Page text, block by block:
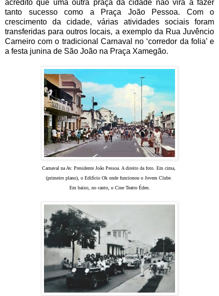
acredito que uma outra praça da cidade não virá a fazer
tanto sucesso como a Praça João Pessoa. Com o
crescimento da cidade, várias atividades sociais foram
transferidas para outros locais, a exemplo da Rua Juvêncio
Carneiro com o tradicional Carnaval no ‘corredor da folia’ e
a festa junina de São João na Praça Xamegão.
Carnaval na Av. Presidente João Pessoa. A direito da foto. Em cima,
(primeiro plano), o Edifício Ok onde funcionou o Jovem Clube.
Em baixo, no canto, o Cine Teatro Éden.